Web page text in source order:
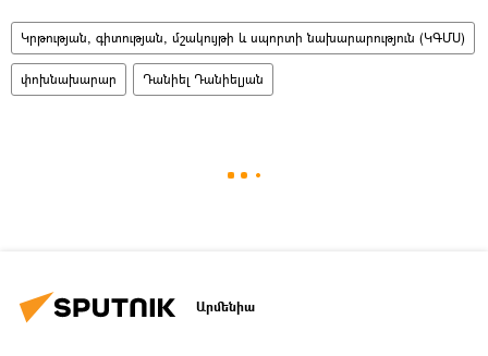
Կրթության, գիտության, մշակույթի և սպորտի նախարարություն (ԿԳՄՍ)
փոխնախարար Դանիել Դանիելյան
Արմենիա